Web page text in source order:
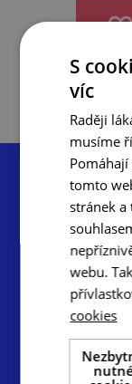
Centrála
S
víc
Raději
musíme
tomto
stránek a
webu.
cookies